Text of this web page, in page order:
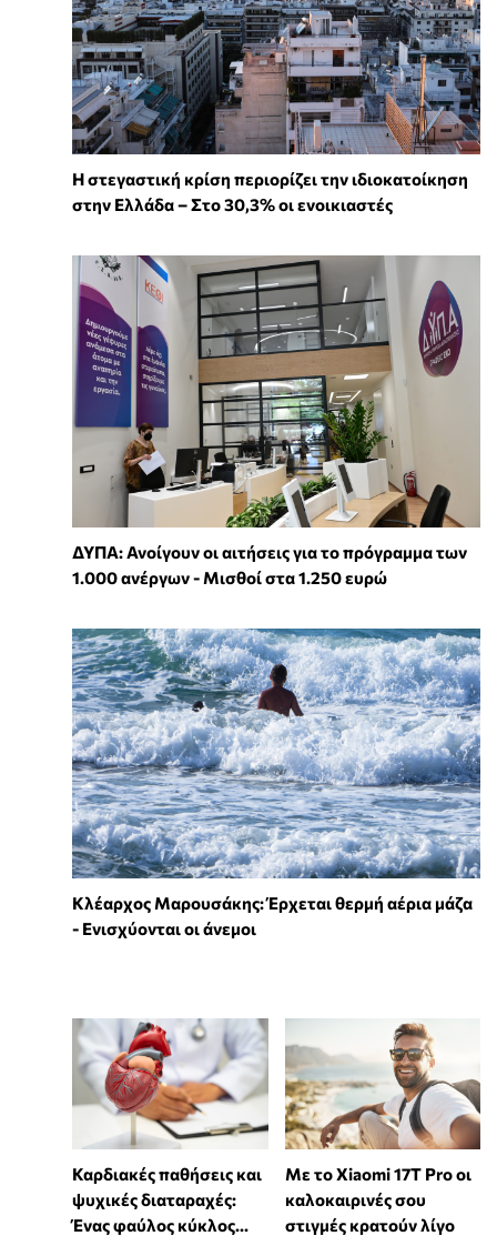
Η στεγαστική κρίση περιορίζει την ιδιοκατοίκηση
στην Ελλάδα – Στο 30,3% οι ενοικιαστές
ΔΥΠΑ: Ανοίγουν οι αιτήσεις για το πρόγραμμα των
1.000 ανέργων - Μισθοί στα 1.250 ευρώ
Κλέαρχος Μαρουσάκης: Έρχεται θερμή αέρια μάζα
- Ενισχύονται οι άνεμοι
Καρδιακές παθήσεις και
ψυχικές διαταραχές:
Ένας φαύλος κύκλος...
Με το Xiaomi 17T Pro οι
καλοκαιρινές σου
στιγμές κρατούν λίγο